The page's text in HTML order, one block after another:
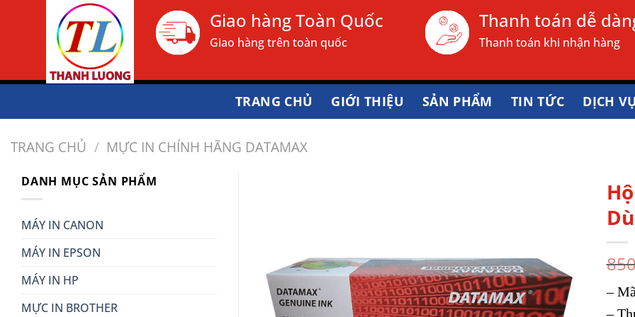
Giao hàng Toàn Quốc
Giao hàng trên toàn quốc
Thanh toán dễ
Thanh toán khi nhận hàng
TRANG CHỦ GIỚI THIỆU SẢN PHẨM TIN TỨC DỊCH VỤ
TRANG CHỦ / MỰC IN CHÍNH HÃNG DATAMAX
DANH MỤC SẢN PHẨM
MÁY IN CANON
MÁY IN EPSON
MÁY IN HP
MỰC IN BROTHER
–
–